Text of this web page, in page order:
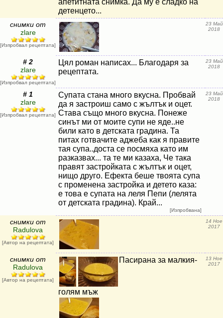
апетитната снимка. Да му е сладко на
детенцето...
снимки от
zlare
[Изпробвал рецептата]
23 Май
2018
# 2
zlare
[Изпробвал рецептата]
Цял роман написах... Благодаря за
рецептата.
23 Май
2018
# 1
zlare
[Изпробвал рецептата]
Супата стана много вкусна. Пробвай
да я застроиш само с жълтък и оцет.
Става също много вкусна. Понеже
синът ми от моите супи не яде..не
били като в детската градина. Та
питах готвачите аджеба как я правите
тая супа..доста се посмяха като им
разказвах... та те ми казаха, Че така
правят застройката с жълтък и оцет,
нищо друго. Ефекта беше твоята супа
с променена застройка и детето каза:
е това е супата на леля Пепи (лелята
от детската градина). Край...
[Изпробвана]
23 Май
2018
снимки от
Radulova
[Автор на рецептата]
14 Ное
2017
снимки от
Radulova
[Автор на рецептата]
Пасирана за малкия-
голям мъж
13 Ное
2017